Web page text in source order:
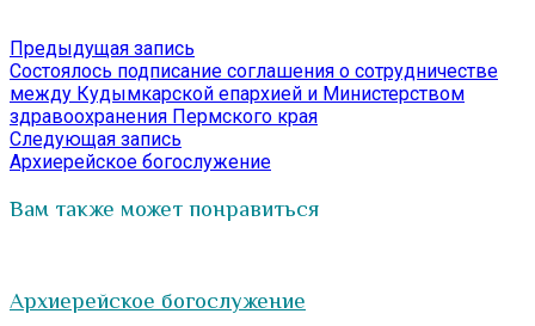
Навигация
по
записям
Предыдущая запись
запись:
Состоялось подписание соглашения о сотрудничестве
между Кудымкарской епархией и Министерством
здравоохранения Пермского края
Следующая запись
запись:
Архиерейское богослужение
Вам также может понравиться
Архиерейское богослужение